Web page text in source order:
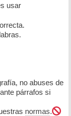
usar
no abuses de
párrafos si
normas.